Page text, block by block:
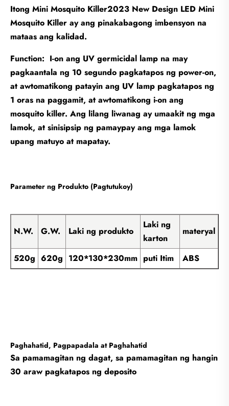
Itong Mini Mosquito Killer2023 New Design LED Mini
Mosquito Killer ay ang pinakabagong imbensyon na
mataas ang kalidad.
Function: I-on ang UV germicidal lamp na may
pagkaantala ng 10 segundo pagkatapos ng power-on,
at awtomatikong patayin ang UV lamp pagkatapos ng
1 oras na paggamit, at awtomatikong i-on ang
mosquito killer. Ang lilang liwanag ay umaakit ng mga
lamok, at sinisipsip ng pamaypay ang mga lamok
upang matuyo at mapatay.
Parameter ng Produkto (Pagtutukoy)
N.W. G.W. Laki ng produkto
Laki ng
karton
materyal
520g 620g 120*130*230mm puti Itim ABS
Paghahatid, Pagpapadala at Paghahatid
Sa pamamagitan ng dagat, sa pamamagitan ng hangin
30 araw pagkatapos ng deposito